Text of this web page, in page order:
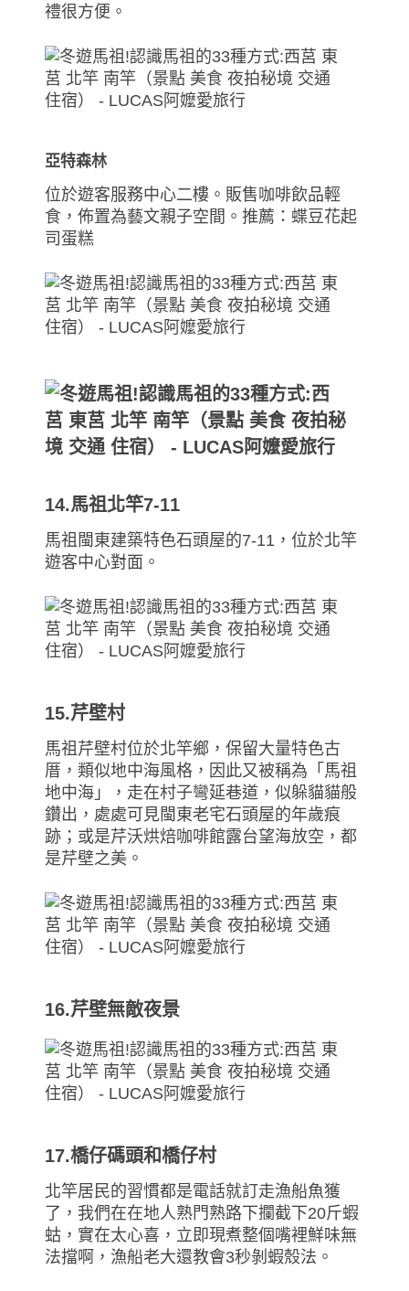
禮很方便。
亞特森林
位於遊客服務中心二樓。販售咖啡飲品輕
食，佈置為藝文親子空間。推薦：蝶豆花起
司蛋糕
14.馬祖北竿7-11
馬祖閩東建築特色石頭屋的7-11，位於北竿
遊客中心對面。
15.芹壁村
馬祖芹壁村位於北竿鄉，保留大量特色古
厝，類似地中海風格，因此又被稱為「馬祖
地中海」，走在村子彎延巷道，似躲貓貓般
鑽出，處處可見閩東老宅石頭屋的年歲痕
跡；或是芹沃烘焙咖啡館露台望海放空，都
是芹壁之美。
16.芹壁無敵夜景
17.橋仔碼頭和橋仔村
北竿居民的習慣都是電話就訂走漁船魚獲
了，我們在在地人熟門熟路下攔截下20斤蝦
蛄，實在太心喜，立即現煮整個嘴裡鮮味無
法擋啊，漁船老大還教會3秒剝蝦殼法。